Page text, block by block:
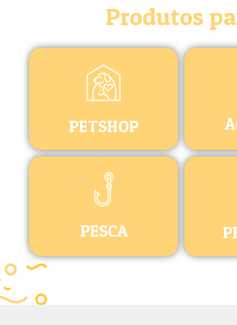
Produtos
PETSHOP
PESCA